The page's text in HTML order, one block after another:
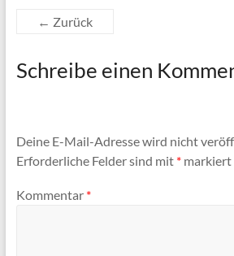
← Zurück
Schreibe einen
Deine E-Mail-Adresse wird nicht
Erforderliche Felder sind mit *markiert
Kommentar *